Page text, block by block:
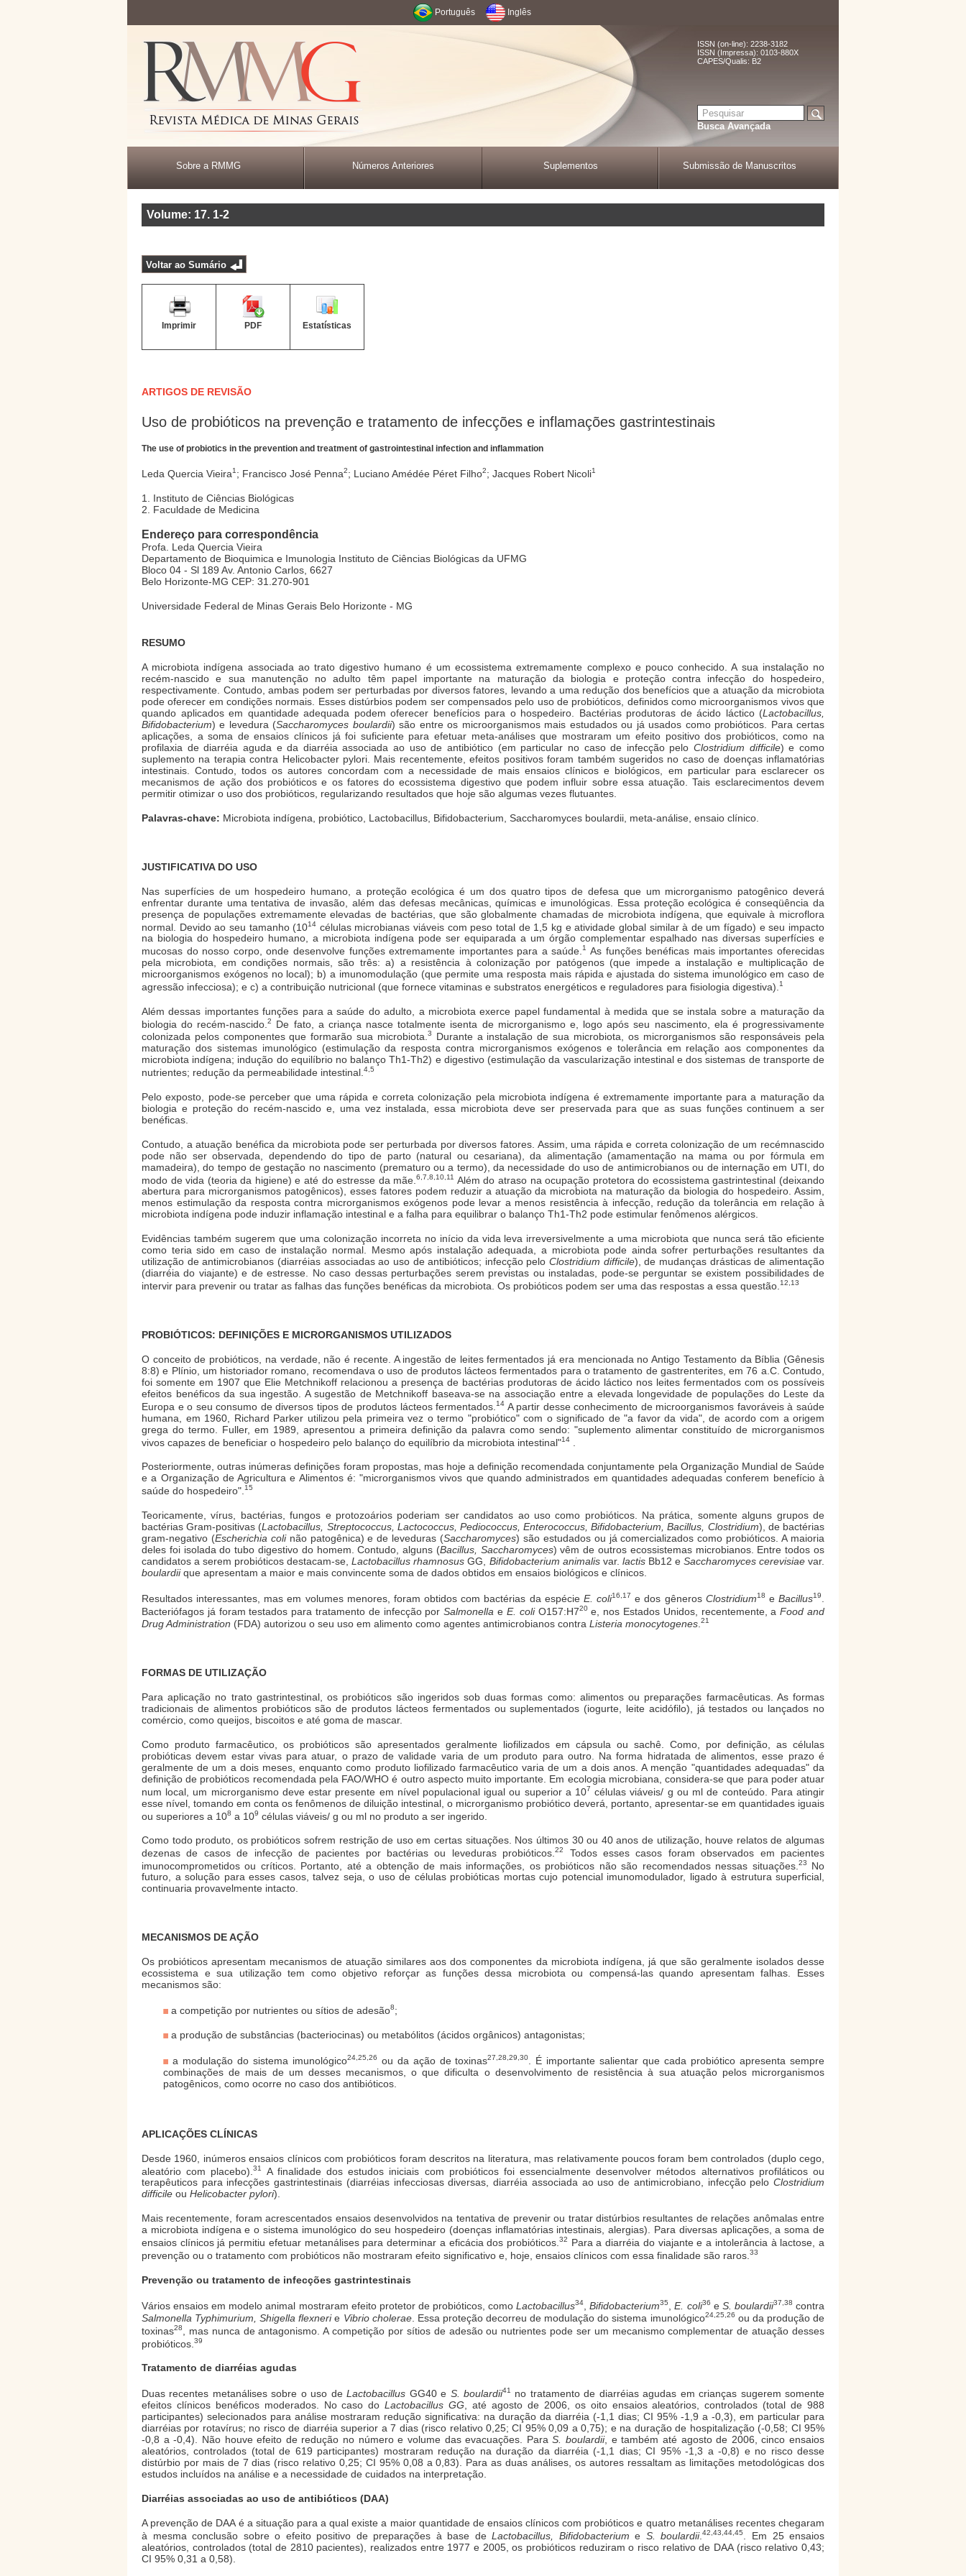
Português Inglês
ISSN (on-line): 2238-3182
ISSN (Impressa): 0103-880X
CAPES/Qualis: B2
Busca Avançada
Sobre a RMMG Números Anteriores Suplementos Submissão de Manuscritos
Volume: 17. 1-2
Voltar ao Sumário
Imprimir PDF Estatísticas
ARTIGOS DE REVISÃO
Uso de probióticos na prevenção e tratamento de infecções e inflamações gastrintestinais
The use of probiotics in the prevention and treatment of gastrointestinal infection and inflammation
Leda Quercia Vieira1 ; Francisco José Penna2; Luciano Amédée Péret Filho2; Jacques Robert Nicoli1
1. Instituto de Ciências Biológicas
2. Faculdade de Medicina
Endereço para correspondência
Profa. Leda Quercia Vieira
Departamento de Bioquimica e Imunologia Instituto de Ciências Biológicas da UFMG
Bloco 04 - Sl 189 Av. Antonio Carlos, 6627
Belo Horizonte-MG CEP: 31.270-901
Universidade Federal de Minas Gerais Belo Horizonte - MG
RESUMO
A microbiota indígena associada ao trato digestivo humano é um ecossistema extremamente complexo e pouco conhecido. A sua instalação no
recém-nascido e sua manutenção no adulto têm papel importante na maturação da biologia e proteção contra infecção do hospedeiro,
respectivamente. Contudo, ambas podem ser perturbadas por diversos fatores, levando a uma redução dos benefícios que a atuação da microbiota
pode oferecer em condições normais. Esses distúrbios podem ser compensados pelo uso de probióticos, definidos como microorganismos vivos que
quando aplicados em quantidade adequada podem oferecer benefícios para o hospedeiro. Bactérias produtoras de ácido láctico (Lactobacillus,
Bifidobacterium) e levedura (Saccharomyces boulardii) são entre os microorganismos mais estudados ou já usados como probióticos. Para certas
aplicações, a soma de ensaios clínicos já foi suficiente para efetuar meta-análises que mostraram um efeito positivo dos probióticos, como na
profilaxia de diarréia aguda e da diarréia associada ao uso de antibiótico (em particular no caso de infecção peloClostridium difficile) e como
suplemento na terapia contra Helicobacter pylori. Mais recentemente, efeitos positivos foram também sugeridos no caso de doenças inflamatórias
intestinais. Contudo, todos os autores concordam com a necessidade de mais ensaios clínicos e biológicos, em particular para esclarecer os
mecanismos de ação dos probióticos e os fatores do ecossistema digestivo que podem influir sobre essa atuação. Tais esclarecimentos devem
permitir otimizar o uso dos probióticos, regularizando resultados que hoje são algumas vezes flutuantes.
Palavras-chave: Microbiota indígena, probiótico, Lactobacillus, Bifidobacterium, Saccharomyces boulardii, meta-análise, ensaio clínico.
JUSTIFICATIVA DO USO
Nas superfícies de um hospedeiro humano, a proteção ecológica é um dos quatro tipos de defesa que um microrganismo patogênico deverá
enfrentar durante uma tentativa de invasão, além das defesas mecânicas, químicas e imunológicas. Essa proteção ecológica é conseqüência da
presença de populações extremamente elevadas de bactérias, que são globalmente chamadas de microbiota indígena, que equivale à microflora
normal. Devido ao seu tamanho (1014 células microbianas viáveis com peso total de 1,5 kg e atividade global similar à de um fígado) e seu impacto
na biologia do hospedeiro humano, a microbiota indígena pode ser equiparada a um órgão complementar espalhado nas diversas superfícies e
mucosas do nosso corpo, onde desenvolve funções extremamente importantes para a saúde.1 As funções benéficas mais importantes oferecidas
pela microbiota, em condições normais, são três: a) a resistência à colonização por patógenos (que impede a instalação e multiplicação de
microorganismos exógenos no local); b) a imunomodulação (que permite uma resposta mais rápida e ajustada do sistema imunológico em caso de
agressão infecciosa); e c) a contribuição nutricional (que fornece vitaminas e substratos energéticos e reguladores para fisiologia digestiva). 1
Além dessas importantes funções para a saúde do adulto, a microbiota exerce papel fundamental à medida que se instala sobre a maturação da
biologia do recém-nascido.2
De fato, a criança nasce totalmente isenta de microrganismo e, logo após seu nascimento, ela é progressivamente
colonizada pelos componentes que formarão sua microbiota. 3
Durante a instalação de sua microbiota, os microrganismos são responsáveis pela
maturação dos sistemas imunológico (estimulação da resposta contra microrganismos exógenos e tolerância em relação aos componentes da
microbiota indígena; indução do equilíbrio no balanço Th1-Th2) e digestivo (estimulação da vascularização intestinal e dos sistemas de transporte de
nutrientes; redução da permeabilidade intestinal. 4,5
Pelo exposto, pode-se perceber que uma rápida e correta colonização pela microbiota indígena é extremamente importante para a maturação da
biologia e proteção do recém-nascido e, uma vez instalada, essa microbiota deve ser preservada para que as suas funções continuem a ser
benéficas.
Contudo, a atuação benéfica da microbiota pode ser perturbada por diversos fatores. Assim, uma rápida e correta colonização de um recémnascido
pode não ser observada, dependendo do tipo de parto (natural ou cesariana), da alimentação (amamentação na mama ou por fórmula em
mamadeira), do tempo de gestação no nascimento (prematuro ou a termo), da necessidade do uso de antimicrobianos ou de internação em UTI, do
modo de vida (teoria da higiene) e até do estresse da mãe.6,7,8,10,11 Além do atraso na ocupação protetora do ecossistema gastrintestinal (deixando
abertura para microrganismos patogênicos), esses fatores podem reduzir a atuação da microbiota na maturação da biologia do hospedeiro. Assim,
menos estimulação da resposta contra microrganismos exógenos pode levar a menos resistência à infecção, redução da tolerância em relação à
microbiota indígena pode induzir inflamação intestinal e a falha para equilibrar o balanço Th1-Th2 pode estimular fenômenos alérgicos.
Evidências também sugerem que uma colonização incorreta no início da vida leva irreversivelmente a uma microbiota que nunca será tão eficiente
como teria sido em caso de instalação normal. Mesmo após instalação adequada, a microbiota pode ainda sofrer perturbações resultantes da
utilização de antimicrobianos (diarréias associadas ao uso de antibióticos; infecção peloClostridium difficile), de mudanças drásticas de alimentação
(diarréia do viajante) e de estresse. No caso dessas perturbações serem previstas ou instaladas, pode-se perguntar se existem possibilidades de
intervir para prevenir ou tratar as falhas das funções benéficas da microbiota. Os probióticos podem ser uma das respostas a essa questão. 12,13
PROBIÓTICOS: DEFINIÇÕES E MICRORGANISMOS UTILIZADOS
O conceito de probióticos, na verdade, não é recente. A ingestão de leites fermentados já era mencionada no Antigo Testamento da Bíblia (Gênesis
8:8) e Plínio, um historiador romano, recomendava o uso de produtos lácteos fermentados para o tratamento de gastrenterites, em 76 a.C. Contudo,
foi somente em 1907 que Elie Metchnikoff relacionou a presença de bactérias produtoras de ácido láctico nos leites fermentados com os possíveis
efeitos benéficos da sua ingestão. A sugestão de Metchnikoff baseava-se na associação entre a elevada longevidade de populações do Leste da
Europa e o seu consumo de diversos tipos de produtos lácteos fermentados.14 A partir desse conhecimento de microorganismos favoráveis à saúde
humana, em 1960, Richard Parker utilizou pela primeira vez o termo "probiótico" com o significado de "a favor da vida", de acordo com a origem
grega do termo. Fuller, em 1989, apresentou a primeira definição da palavra como sendo: "suplemento alimentar constituído de microrganismos
vivos capazes de beneficiar o hospedeiro pelo balanço do equilíbrio da microbiota intestinal"14
Posteriormente, outras inúmeras definições foram propostas, mas hoje a definição recomendada conjuntamente pela Organização Mundial de Saúde
e a Organização de Agricultura e Alimentos é: "microrganismos vivos que quando administrados em quantidades adequadas conferem benefício à
saúde do hospedeiro". 15
Teoricamente, vírus, bactérias, fungos e protozoários poderiam ser candidatos ao uso como probióticos. Na prática, somente alguns grupos de
bactérias Gram-positivas (Lactobacillus, Streptococcus, Lactococcus, Pediococcus, Enterococcus, Bifidobacterium, Bacillus, Clostridium), de bactérias
gram-negativo (Escherichia colinão patogênica) e de leveduras (Saccharomyces) são estudados ou já comercializados como probióticos. A maioria
deles foi isolada do tubo digestivo do homem. Contudo, alguns (Bacillus, Saccharomyces) vêm de outros ecossistemas microbianos. Entre todos os
candidatos a serem probióticos destacam-se,Lactobacillus rhamnosus GG, Bifidobacterium animalisvar. lactisBb12 e Saccharomyces cerevisiaevar.
boulardiique apresentam a maior e mais convincente soma de dados obtidos em ensaios biológicos e clínicos.
Resultados interessantes, mas em volumes menores, foram obtidos com bactérias da espécie E. coli16,17 e dos gêneros Clostridium18 eBacillus19
Bacteriófagos já foram testados para tratamento de infecção por Salmonella e E. coliO157:H720e, nos Estados Unidos, recentemente, a Food and
Drug Administration (FDA) autorizou o seu uso em alimento como agentes antimicrobianos contra Listeria monocytogenes 21
FORMAS DE UTILIZAÇÃO
Para aplicação no trato gastrintestinal, os probióticos são ingeridos sob duas formas como: alimentos ou preparações farmacêuticas. As formas
tradicionais de alimentos probióticos são de produtos lácteos fermentados ou suplementados (iogurte, leite acidófilo), já testados ou lançados no
comércio, como queijos, biscoitos e até goma de mascar.
Como produto farmacêutico, os probióticos são apresentados geralmente liofilizados em cápsula ou sachê. Como, por definição, as células
probióticas devem estar vivas para atuar, o prazo de validade varia de um produto para outro. Na forma hidratada de alimentos, esse prazo é
geralmente de um a dois meses, enquanto como produto liofilizado farmacêutico varia de um a dois anos. A menção "quantidades adequadas" da
definição de probióticos recomendada pela FAO/WHO é outro aspecto muito importante. Em ecologia microbiana, considera-se que para poder atuar
num local, um microrganismo deve estar presente em nível populacional igual ou superior a 107 células viáveis/ g ou ml de conteúdo. Para atingir
esse nível, tomando em conta os fenômenos de diluição intestinal, o microrganismo probiótico deverá, portanto, apresentar-se em quantidades iguais
ou superiores a 108 a 109 células viáveis/ g ou ml no produto a ser ingerido.
Como todo produto, os probióticos sofrem restrição de uso em certas situações. Nos últimos 30 ou 40 anos de utilização, houve relatos de algumas
dezenas de casos de infecção de pacientes por bactérias ou leveduras probióticos.22
Todos esses casos foram observados em pacientes
imunocomprometidos ou críticos. Portanto, até a obtenção de mais informações, os probióticos não são recomendados nessas situações. 23
No
futuro, a solução para esses casos, talvez seja, o uso de células probióticas mortas cujo potencial imunomodulador, ligado à estrutura superficial,
continuaria provavelmente intacto.
MECANISMOS DE AÇÃO
Os probióticos apresentam mecanismos de atuação similares aos dos componentes da microbiota indígena, já que são geralmente isolados desse
ecossistema e sua utilização tem como objetivo reforçar as funções dessa microbiota ou compensá-las quando apresentam falhas. Esses
mecanismos são:
a competição por nutrientes ou sítios de adesão8;
a produção de substâncias (bacteriocinas) ou metabólitos (ácidos orgânicos) antagonistas;
a modulação do sistema imunológico24,25,26 ou da ação de toxinas27,28,29,30
. É importante salientar que cada probiótico apresenta sempre
combinações de mais de um desses mecanismos, o que dificulta o desenvolvimento de resistência à sua atuação pelos microrganismos
patogênicos, como ocorre no caso dos antibióticos.
APLICAÇÕES CLÍNICAS
Desde 1960, inúmeros ensaios clínicos com probióticos foram descritos na literatura, mas relativamente poucos foram bem controlados (duplo cego,
aleatório com placebo).31
A finalidade dos estudos iniciais com probióticos foi essencialmente desenvolver métodos alternativos profiláticos ou
terapêuticos para infecções gastrintestinais (diarréias infecciosas diversas, diarréia associada ao uso de antimicrobiano, infecção pelo Clostridium
difficile ou Helicobacter pylori).
Mais recentemente, foram acrescentados ensaios desenvolvidos na tentativa de prevenir ou tratar distúrbios resultantes de relações anômalas entre
a microbiota indígena e o sistema imunológico do seu hospedeiro (doenças inflamatórias intestinais, alergias). Para diversas aplicações, a soma de
ensaios clínicos já permitiu efetuar metanálises para determinar a eficácia dos probióticos. 32
Para a diarréia do viajante e a intolerância à lactose, a
prevenção ou o tratamento com probióticos não mostraram efeito significativo e, hoje, ensaios clínicos com essa finalidade são raros. 33
Prevenção ou tratamento de infecções gastrintestinais
Vários ensaios em modelo animal mostraram efeito protetor de probióticos, comoLactobacillus34 ,Bifidobacterium35 ,E. coli36 e S. boulardii37,38 contra
Salmonella Typhimurium, Shigella flexnerie Vibrio cholerae. Essa proteção decorreu de modulação do sistema imunológico24,25,26 ou da produção de
toxinas28
, mas nunca de antagonismo. A competição por sítios de adesão ou nutrientes pode ser um mecanismo complementar de atuação desses
probióticos. 39
Tratamento de diarréias agudas
Duas recentes metanálises sobre o uso deLactobacillus GG40 e S. boulardii41
no tratamento de diarréias agudas em crianças sugerem somente
efeitos clínicos benéficos moderados. No caso doLactobacillus GG , até agosto de 2006, os oito ensaios aleatórios, controlados (total de 988
participantes) selecionados para análise mostraram redução significativa: na duração da diarréia (-1,1 dias; CI 95% -1,9 a -0,3), em particular para
diarréias por rotavírus; no risco de diarréia superior a 7 dias (risco relativo 0,25; CI 95% 0,09 a 0,75); e na duração de hospitalização (-0,58; CI 95%
-0,8 a -0,4). Não houve efeito de redução no número e volume das evacuações. ParaS. boulardii, e também até agosto de 2006, cinco ensaios
aleatórios, controlados (total de 619 participantes) mostraram redução na duração da diarréia (-1,1 dias; CI 95% -1,3 a -0,8) e no risco desse
distúrbio por mais de 7 dias (risco relativo 0,25; CI 95% 0,08 a 0,83). Para as duas análises, os autores ressaltam as limitações metodológicas dos
estudos incluídos na análise e a necessidade de cuidados na interpretação.
Diarréias associadas ao uso de antibióticos (DAA)
A prevenção de DAA é a situação para a qual existe a maior quantidade de ensaios clínicos com probióticos e quatro metanálises recentes chegaram
à mesma conclusão sobre o efeito positivo de preparações à base deLactobacillus, Bifidobacterium e S. boulardii.42,43,44,45
. Em 25 ensaios
aleatórios, controlados (total de 2810 pacientes), realizados entre 1977 e 2005, os probióticos reduziram o risco relativo de DAA (risco relativo 0,43;
CI 95% 0,31 a 0,58).